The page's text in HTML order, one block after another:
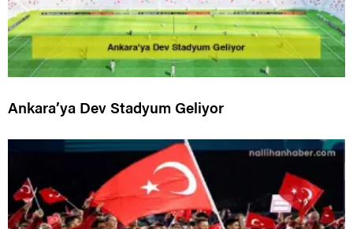
Ankara’ya Dev Stadyum Geliyor